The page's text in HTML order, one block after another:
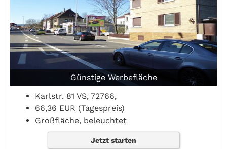
Günstige Werbefläche
Karlstr. 81 VS, 72766,
66,36 EUR (Tagespreis)
Großfläche, beleuchtet
Jetzt starten